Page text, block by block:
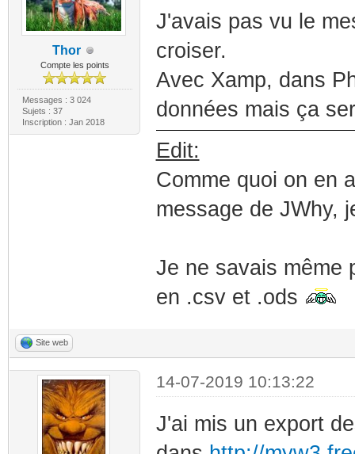
Thor
Compte les points
Messages : 3 024
Sujets : 37
Inscription : Jan 2018
J'avais pas vu le
croiser.
Avec Xamp, dans
données mais ça
Edit:
Comme quoi on en
message de JWhy,
Je ne savais même
en .csv et .ods
Site web
14-07-2019 10:13:22
J'ai mis un export